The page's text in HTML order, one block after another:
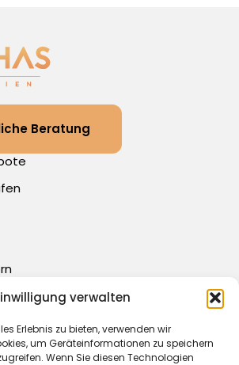
verwalten
Erlebnis zu bieten, verwenden wir
um Geräteinformationen zu speichern
Wenn Sie diesen Technologien
Beratung